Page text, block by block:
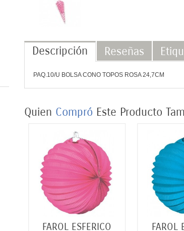
Descripción Reseñas
PAQ.10/U BOLSA CONO TOPOS ROSA 24,7CM
Quien Compró Este Producto
FAROL ESFERICO FAROL